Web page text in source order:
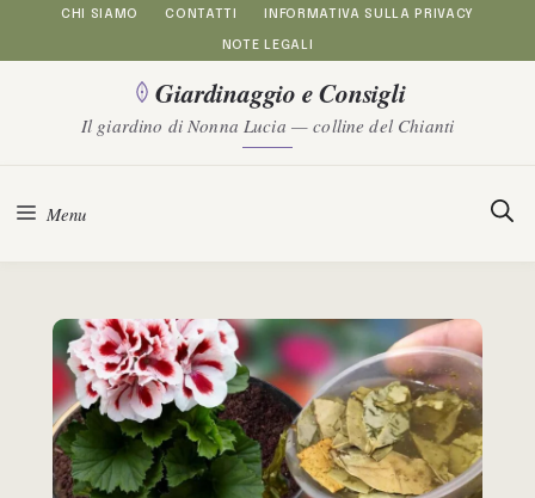
al
contenuto
CHI SIAMO CONTATTI INFORMATIVA SULLA PRIVACY
NOTE LEGALI
Giardinaggio e Consigli
Il giardino di Nonna Lucia — colline del Chianti
Menu